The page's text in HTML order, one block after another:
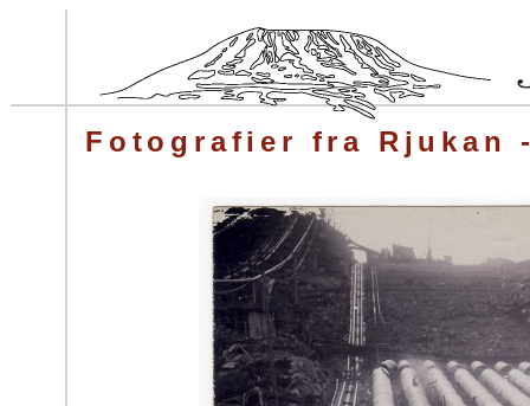
Fotografier fra Rjukan